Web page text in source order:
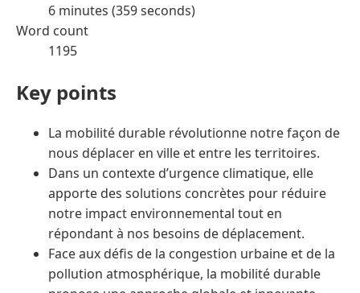
6 minutes (359 seconds)
Word count
1195
Key points
La mobilité durable révolutionne notre façon de
nous déplacer en ville et entre les territoires.
Dans un contexte d’urgence climatique, elle
apporte des solutions concrètes pour réduire
notre impact environnemental tout en
répondant à nos besoins de déplacement.
Face aux défis de la congestion urbaine et de la
pollution atmosphérique, la mobilité durable